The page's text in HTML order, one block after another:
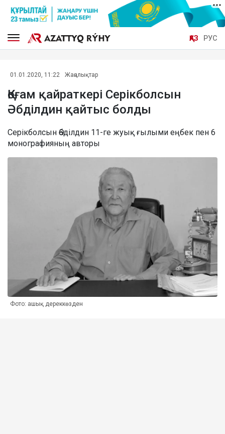
ҚАЗ РУС
01.01.2020, 11:22 Жаңалықтар
Қоғам қайраткері Серікболсын
Әбділдин қайтыс болды
Серікболсын Әбділдин 11-ге жуық ғылыми еңбек пен 6
монографияның авторы
Фото: ашық дереккөзден